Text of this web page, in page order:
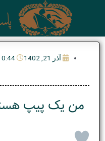
آذر 21, 1402 0:44 ق.ظ
من یک پیپ